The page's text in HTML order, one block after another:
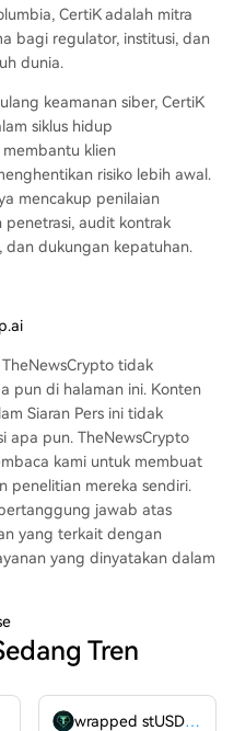
CertiK adalah mitra
bagi regulator, institusi, dan
dunia.
keamanan siber, CertiK
siklus hidup
klien
risiko lebih awal.
mencakup penilaian
penetrasi, audit kontrak
dan dukungan kepatuhan.
TheNewsCrypto tidak
pun di halaman ini. Konten
Siaran Pers ini tidak
apa pun. TheNewsCrypto
kami untuk membuat
penelitian mereka sendiri.
jawab atas
yang terkait dengan
yang dinyatakan dalam
Tren
wrapped stUSDT